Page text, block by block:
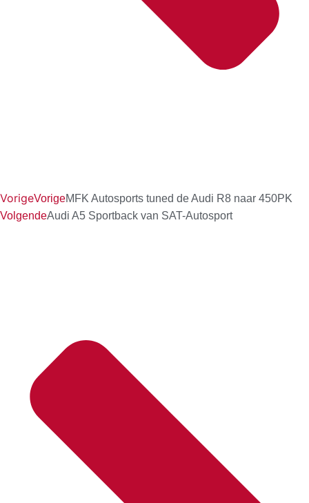
VorigeVorigeMFK Autosports tuned de Audi R8 naar 450PK
VolgendeAudi A5 Sportback van SAT-Autosport